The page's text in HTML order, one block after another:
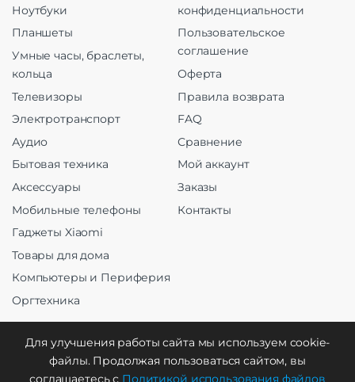
Ноутбуки
Планшеты
Умные часы, браслеты,
кольца
Телевизоры
Электротранспорт
Аудио
Бытовая техника
Аксессуары
Мобильные телефоны
Гаджеты Xiaomi
Товары для дома
Компьютеры и Периферия
Оргтехника
конфиденциальности
Пользовательское
соглашение
Оферта
Правила возврата
FAQ
Сравнение
Мой аккаунт
Заказы
Контакты
Создание и продвижение
Для улучшения работы сайта мы используем cookie-
файлы. Продолжая пользоваться сайтом, вы
соглашаетесь с Политикой использования файлов